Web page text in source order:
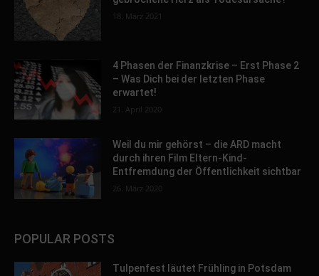
18. März 2021
4 Phasen der Finanzkrise – Erst Phase 2
– Was Dich bei der letzten Phase
erwartet!
21. April 2020
Weil du mir gehörst – die ARD macht
durch ihren Film Eltern-Kind-
Entfremdung der Öffentlichkeit sichtbar
26. März 2020
POPULAR POSTS
Tulpenfest läutet Frühling in Potsdam